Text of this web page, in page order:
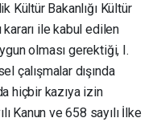
Kültür Bakanlığı Kültür
kararı ile kabul edilen
olması gerektiği, I.
çalışmalar dışında
hiçbir kazıya izin
Kanun ve 658 sayılı İlke